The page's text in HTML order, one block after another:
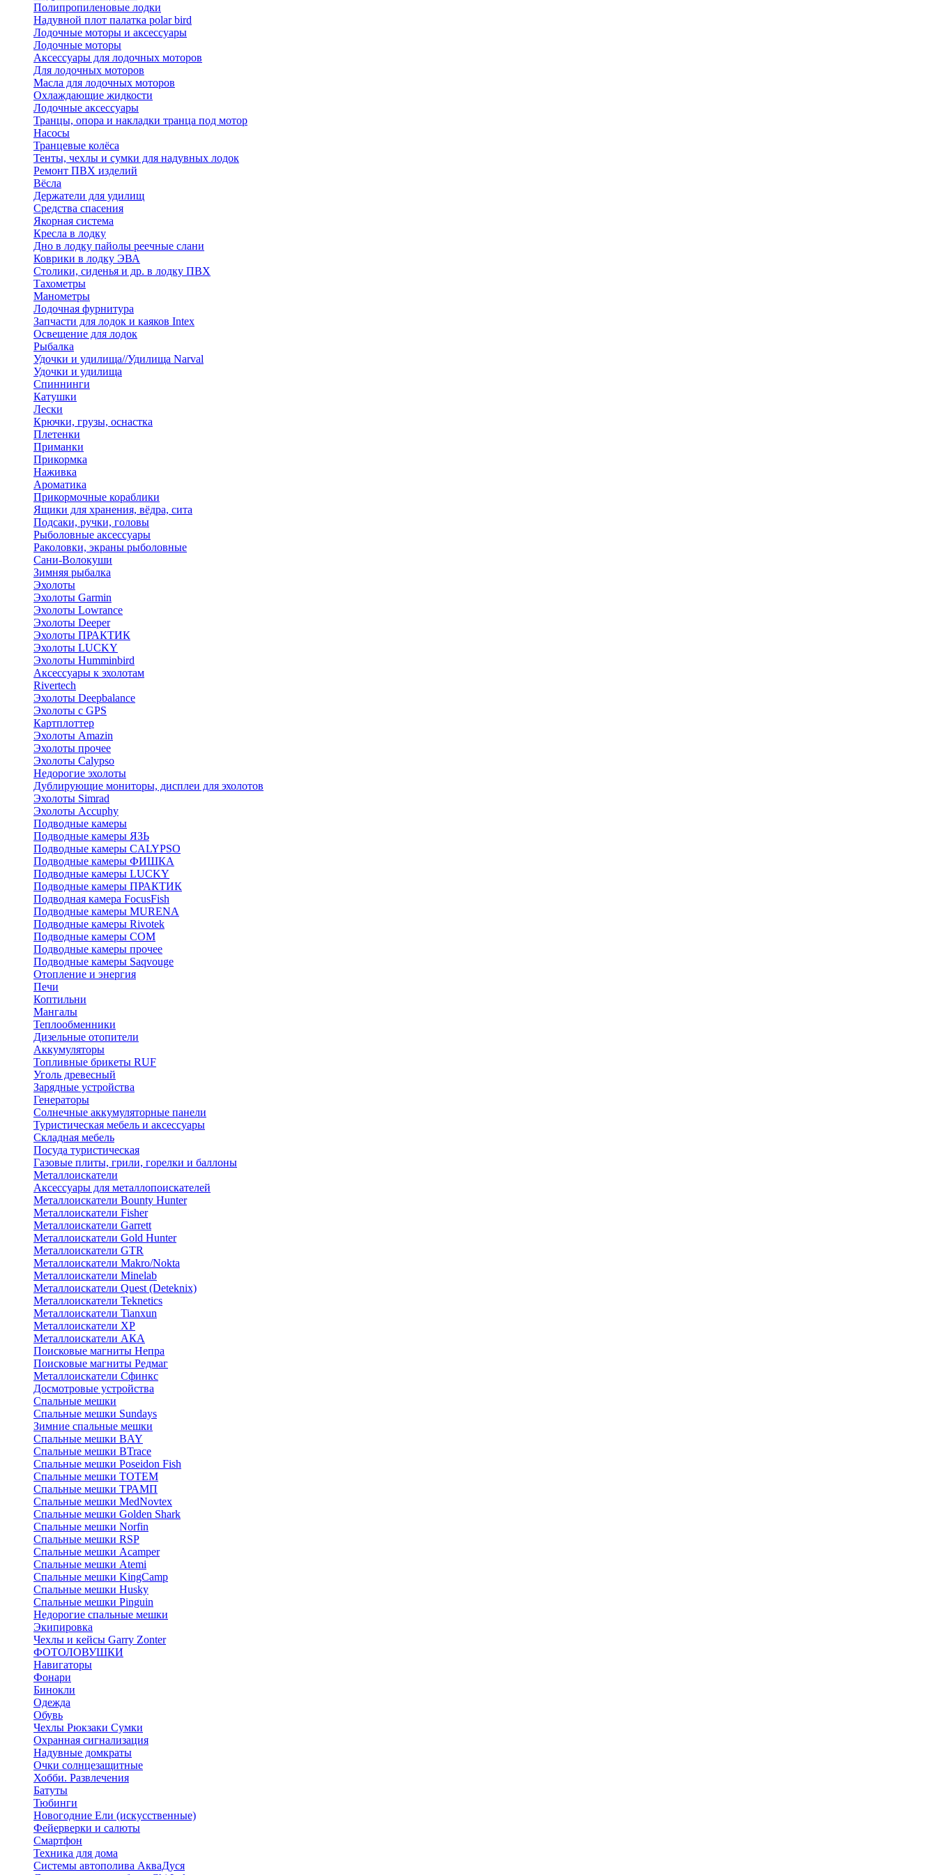
Полипропиленовые лодки
Надувной плот палатка polar bird
Лодочные моторы и аксессуары
Лодочные моторы
Аксессуары для лодочных моторов
Для лодочных моторов
Масла для лодочных моторов
Охлаждающие жидкости
Лодочные аксессуары
Транцы, опора и накладки транца под мотор
Насосы
Транцевые колёса
Тенты, чехлы и сумки для надувных лодок
Ремонт ПВХ изделий
Вёсла
Держатели для удилищ
Средства спасения
Якорная система
Кресла в лодку
Дно в лодку пайолы реечные слани
Коврики в лодку ЭВА
Столики, сиденья и др. в лодку ПВХ
Тахометры
Манометры
Лодочная фурнитура
Запчасти для лодок и каяков Intex
Освещение для лодок
Рыбалка
Удочки и удилища//Удилища Narval
Удочки и удилища
Спиннинги
Катушки
Лески
Крючки, грузы, оснастка
Плетенки
Приманки
Прикормка
Наживка
Ароматика
Прикормочные кораблики
Ящики для хранения, вёдра, сита
Подсаки, ручки, головы
Рыболовные аксессуары
Раколовки, экраны рыболовные
Сани-Волокуши
Зимняя рыбалка
Эхолоты
Эхолоты Garmin
Эхолоты Lowrance
Эхолоты Deeper
Эхолоты ПРАКТИК
Эхолоты LUCKY
Эхолоты Humminbird
Аксессуары к эхолотам
Rivertech
Эхолоты Deepbalance
Эхолоты с GPS
Картплоттер
Эхолоты Amazin
Эхолоты прочее
Эхолоты Calypso
Недорогие эхолоты
Дублирующие мониторы, дисплеи для эхолотов
Эхолоты Simrad
Эхолоты Accuphy
Подводные камеры
Подводные камеры ЯЗЬ
Подводные камеры CALYPSO
Подводные камеры ФИШКА
Подводные камеры LUCKY
Подводные камеры ПРАКТИК
Подводная камера FocusFish
Подводные камеры MURENA
Подводные камеры Rivotek
Подводные камеры СОМ
Подводные камеры прочее
Подводные камеры Saqvouge
Отопление и энергия
Печи
Коптильни
Мангалы
Теплообменники
Дизельные отопители
Аккумуляторы
Топливные брикеты RUF
Уголь древесный
Зарядные устройства
Генераторы
Солнечные аккумуляторные панели
Туристическая мебель и аксессуары
Складная мебель
Посуда туристическая
Газовые плиты, грили, горелки и баллоны
Металлоискатели
Аксессуары для металлопоискателей
Металлоискатели Bounty Hunter
Металлоискатели Fisher
Металлоискатели Garrett
Металлоискатели Gold Hunter
Металлоискатели GTR
Металлоискатели Makro/Nokta
Металлоискатели Minelab
Металлоискатели Quest (Deteknix)
Металлоискатели Teknetics
Металлоискатели Tianxun
Металлоискатели XP
Металлоискатели АКА
Поисковые магниты Непра
Поисковые магниты Редмаг
Металлоискатели Сфинкс
Досмотровые устройства
Спальные мешки
Спальные мешки Sundays
Зимние спальные мешки
Спальные мешки BAY
Спальные мешки BTrace
Спальные мешки Poseidon Fish
Спальные мешки ТОТЕМ
Спальные мешки ТРАМП
Cпальные мешки MedNovtex
Спальные мешки Golden Shark
Спальные мешки Norfin
Спальные мешки RSP
Спальные мешки Acamper
Спальные мешки Atemi
Спальные мешки KingCamp
Спальные мешки Husky
Спальные мешки Pinguin
Недорогие спальные мешки
Экипировка
Чехлы и кейсы Garry Zonter
ФОТОЛОВУШКИ
Навигаторы
Фонари
Бинокли
Одежда
Обувь
Чехлы Рюкзаки Сумки
Охранная сигнализация
Надувные домкраты
Очки солнцезащитные
Хобби. Развлечения
Батуты
Тюбинги
Новогодние Ели (искусственные)
Фейерверки и салюты
Смартфон
Техника для дома
Системы автополива АкваДуся